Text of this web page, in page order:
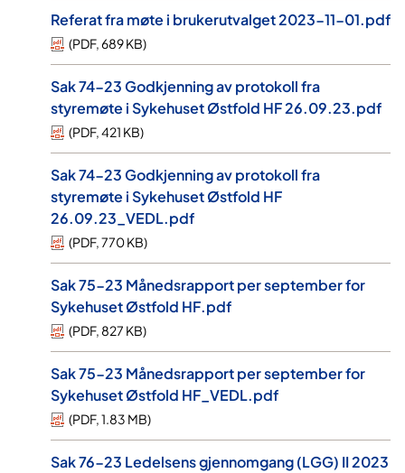
Referat fra møte i brukerutvalget 2023-11-01.pdf
(PDF,689 KB)
Sak 74-23 Godkjenning av protokoll fra
styremøte i Sykehuset Østfold HF 26.09.23.pdf
(PDF,421 KB)
Sak 74-23 Godkjenning av protokoll fra
styremøte i Sykehuset Østfold HF
26.09.23_VEDL.pdf
(PDF,770 KB)
Sak 75-23 Månedsrapport per september for
Sykehuset Østfold HF.pdf
(PDF, 827 KB)
Sak 75-23 Månedsrapport per september for
Sykehuset Østfold HF_VEDL.pdf
(PDF,1.83 MB)
Sak 76-23 Ledelsens gjennomgang (LGG) II 2023